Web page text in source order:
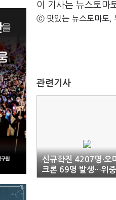
이 기사는 뉴스토마
ⓒ 맛있는 뉴스토마토,
관련기사
신규확진 4207명·오
크론 69명 발생…위중
증 1078명(종합)